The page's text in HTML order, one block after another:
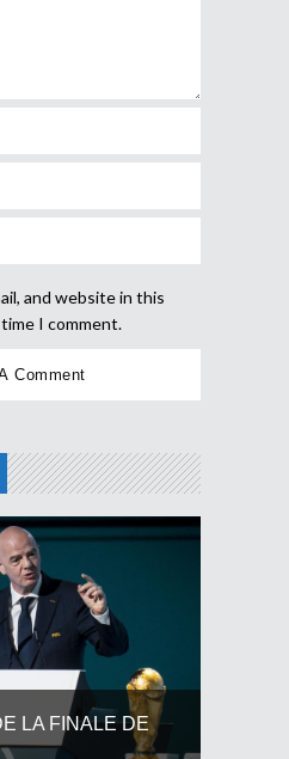
and website in this
I comment.
LA FINALE DE